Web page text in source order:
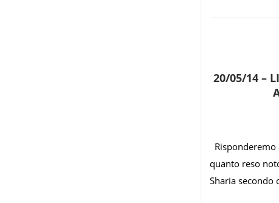
20/05/14 –
Risponderemo
quanto reso
Sharia secondo